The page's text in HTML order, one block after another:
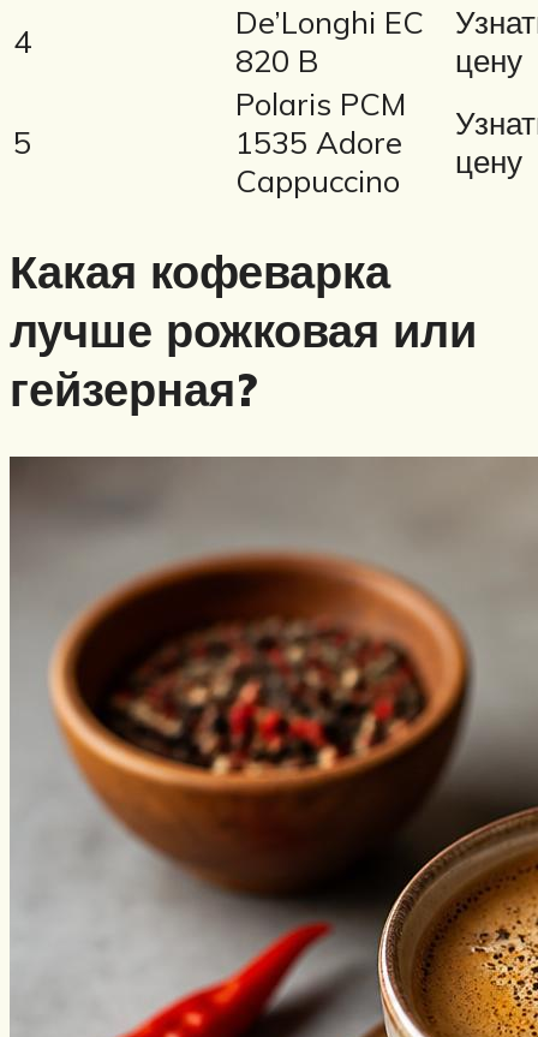
4
De’Longhi EC
820 B
цену
5
Polaris PCM
1535 Adore
Cappuccino
цену
Какая кофеварка
лучше рожковая или
гейзерная?